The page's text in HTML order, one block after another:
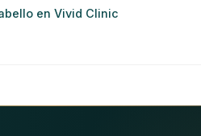
en Vivid Clinic